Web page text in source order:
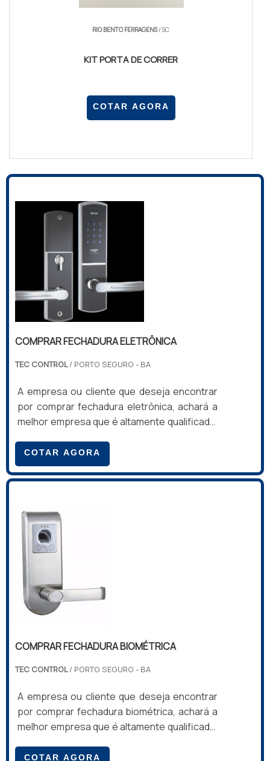
RIO BENTO FERRAGENS/ SC
KIT PORTA DE CORRER
COTAR AGORA
COMPRAR FECHADURA ELETRÔNICA
TEC CONTROL/ PORTO SEGURO - BA
A empresa ou cliente que deseja encontrar
por comprar fechadura eletrônica, achará a
melhor empresa que é altamente qualificada.
empresa e descobrindo a líder da área de
atuação.Quando a questão é comprar
fechadura eletrônica, com os profissionais
com solução completa para equipar o
apartamento do hotel.INFORMAÇÕES SOBRE
COMPRAR FECHADURA ELETRÔNICAA T...
COTAR AGORA
COMPRAR FECHADURA BIOMÉTRICA
TEC CONTROL/ PORTO SEGURO - BA
A empresa ou cliente que deseja encontrar
por comprar fechadura biométrica, achará a
melhor empresa que é altamente qualificada.
do segmento e conhecendo a melhor em
COTAR AGORA